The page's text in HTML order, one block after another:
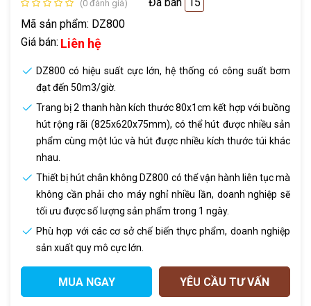
(0 đánh giá)
Mã sản phẩm: DZ800
Giá bán: Liên hệ
DZ800 có hiệu suất cực lớn, hệ thống có công suất bơm
đạt đến 50m3/giờ.
Trang bị 2 thanh hàn kích thước 80x1cm kết hợp với buồng
hút rộng rãi (825x620x75mm), có thể hút được nhiều sản
phẩm cùng một lúc và hút được nhiều kích thước túi khác
nhau.
Thiết bị hút chân không DZ800 có thể vận hành liên tục mà
không cần phải cho máy nghỉ nhiều lần, doanh nghiệp sẽ
tối ưu được số lượng sản phẩm trong 1 ngày.
Phù hợp với các cơ sở chế biến thực phẩm, doanh nghiệp
sản xuất quy mô cực lớn.
MUA NGAY YÊU CẦU TƯ VẤN